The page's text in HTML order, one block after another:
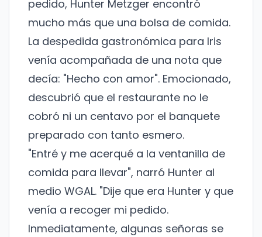
pedido, Hunter Metzger encontró
mucho más que una bolsa de comida.
La despedida gastronómica para Iris
venía acompañada de una nota que
decía: "Hecho con amor". Emocionado,
descubrió que el restaurante no le
cobró ni un centavo por el banquete
preparado con tanto esmero.
"Entré y me acerqué a la ventanilla de
comida para llevar", narró Hunter al
medio WGAL. "Dije que era Hunter y que
venía a recoger mi pedido.
Inmediatamente, algunas señoras se